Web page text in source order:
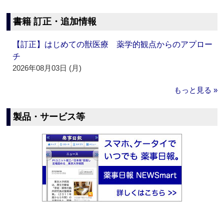
書籍 訂正・追加情報
【訂正】はじめての獣医療 薬学的観点からのアプロー
チ
2026年08月03日 (月)
もっと見る »
製品・サービス等